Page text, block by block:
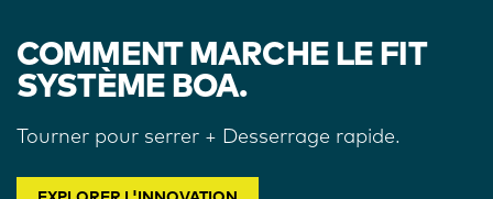
COMMENT MARCHE LE FIT
SYSTÈME BOA.
Tourner pour serrer + Desserrage rapide.